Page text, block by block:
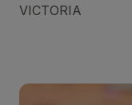
VICTORIA